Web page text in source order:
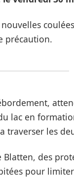
précaution.
lac en
traverser les
des
pour